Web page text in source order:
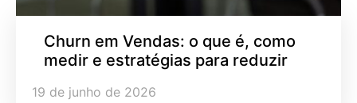
Churn em Vendas: o que é, como
medir e estratégias para reduzir
19 de junho de 2026